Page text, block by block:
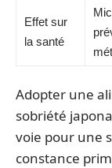
Effet sur
la santé
Adopter une
sobriété
voie pour une
constance